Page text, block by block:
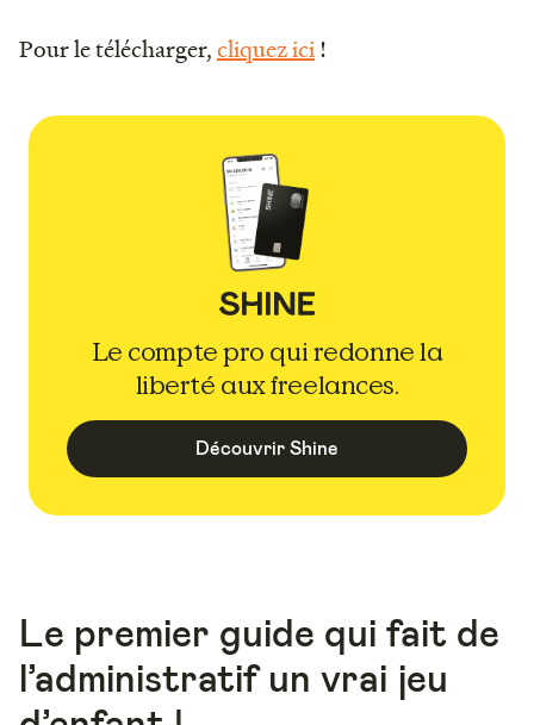
Pour le télécharger,cliquez ici!
Le compte pro qui redonne la
liberté aux freelances.
Découvrir Shine
Le premier guide qui fait de
l’administratif un vrai jeu